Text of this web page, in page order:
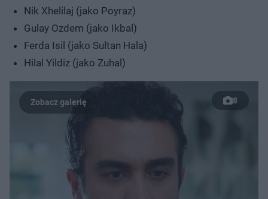
Nik Xhelilaj (jako Poyraz)
Gulay Ozdem (jako Ikbal)
Ferda Isil (jako Sultan Hala)
Hilal Yildiz (jako Zuhal)
8